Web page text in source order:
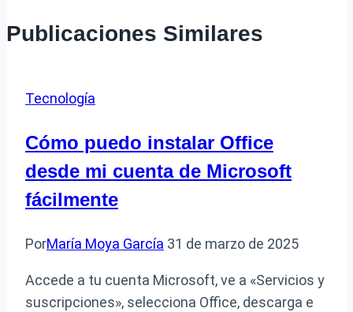
Publicaciones Similares
Tecnología
Cómo puedo instalar Office
desde mi cuenta de Microsoft
fácilmente
PorMaría Moya García 31 de marzo de 2025
Accede a tu cuenta Microsoft, ve a «Servicios y
suscripciones», selecciona Office, descarga e